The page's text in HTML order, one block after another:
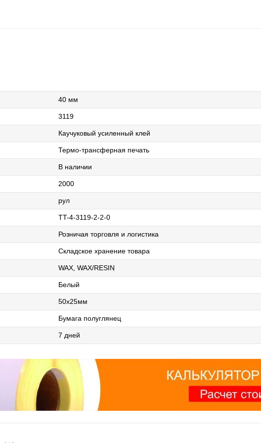
40 мм
3119
Каучуковый усиленный клей
Термо-трансферная печать
В наличии
2000
рул
TT-4-3119-2-2-0
Розничая торговля и логистика
Складское хранение товара
WAX, WAX/RESIN
Белый
50х25мм
Бумага полуглянец
7 дней